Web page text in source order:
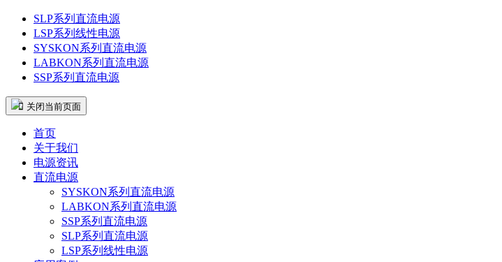
SLP系列直流电源
LSP系列线性电源
SYSKON系列直流电源
LABKON系列直流电源
SSP系列直流电源
 关闭当前页面
首页
关于我们
电源资讯
直流电源
SYSKON系列直流电源
LABKON系列直流电源
SSP系列直流电源
SLP系列直流电源
LSP系列线性电源